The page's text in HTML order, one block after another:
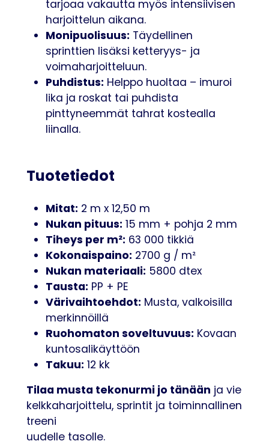
tarjoaa vakautta myös intensiivisen
harjoittelun aikana.
Monipuolisuus: Täydellinen
sprinttien lisäksi ketteryys- ja
voimaharjoitteluun.
Puhdistus: Helppo huoltaa – imuroi
lika ja roskat tai puhdista
pinttyneemmät tahrat kostealla
liinalla.
Tuotetiedot
Mitat: 2 m x 12,50 m
Nukan pituus: 15 mm + pohja 2 mm
Tiheys per m²: 63 000 tikkiä
Kokonaispaino: 2700 g / m²
Nukan materiaali: 5800 dtex
Tausta: PP + PE
Värivaihtoehdot: Musta, valkoisilla
merkinnöillä
Ruohomaton soveltuvuus: Kovaan
kuntosalikäyttöön
Takuu: 12 kk
Tilaa musta tekonurmi jo tänään ja vie
kelkkaharjoittelu, sprintit ja toiminnallinen
treeni
uudelle tasolle.